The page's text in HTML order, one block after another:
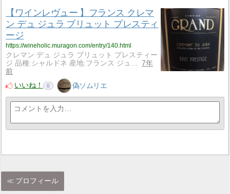
【ワインレヴュー 】フランス クレマ
ン デュ ジュラ ブリュット プレスティ
ージ
https://wineholic.muragon.com/entry/140.html
クレマン デュ ジュラ ブリュット プレスティー
ジ 品種:シャルドネ 産地:フランス ジュ…
7年
前
いいね！
0 偽ソムリエ
プロフィール